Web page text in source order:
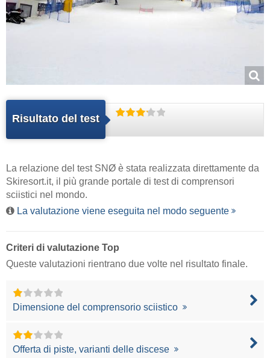
Risultato del test
La relazione del test SNØ è stata realizzata direttamente da
Skiresort.it, il più grande portale di test di comprensori
sciistici nel mondo.
La valutazione viene eseguita nel modo seguente
Criteri di valutazione Top
Queste valutazioni rientrano due volte nel risultato finale.
Dimensione del comprensorio sciistico
Offerta di piste, varianti delle discese